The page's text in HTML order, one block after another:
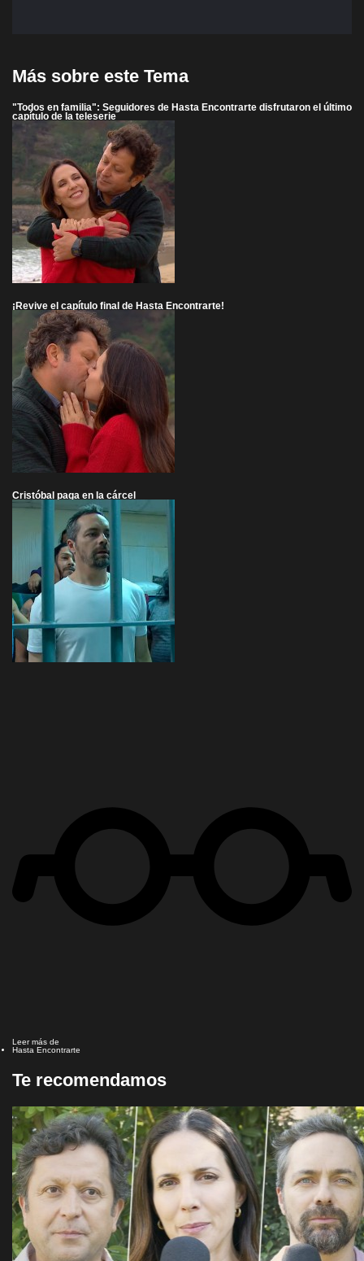
Más sobre este Tema
"Todos en familia": Seguidores de Hasta Encontrarte disfrutaron el último
capítulo de la teleserie
¡Revive el capítulo final de Hasta Encontrarte!
Cristóbal paga en la cárcel
Leer más de
Hasta Encontrarte
Te recomendamos